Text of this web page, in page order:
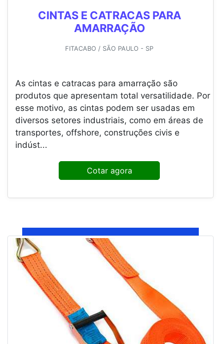
CINTAS E CATRACAS PARA
AMARRAÇÃO
FITACABO / SÃO PAULO - SP
As cintas e catracas para amarração são
produtos que apresentam total versatilidade. Por
esse motivo, as cintas podem ser usadas em
diversos setores industriais, como em áreas de
transportes, offshore, construções civis e
indúst...
Cotar agora